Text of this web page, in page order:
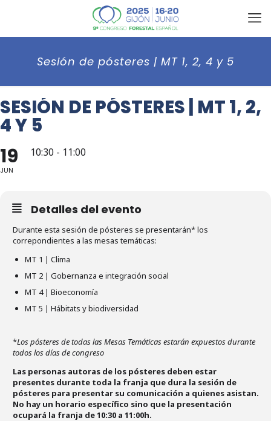
Sesión de pósteres | MT 1, 2, 4 y 5
SESIÓN DE PÓSTERES | MT 1, 2,
4 Y 5
19
JUN
10:30 - 11:00
Detalles del evento
Durante esta sesión de pósteres se presentarán* los
correpondientes a las mesas temáticas:
MT 1 | Clima
MT 2 | Gobernanza e integración social
MT 4 | Bioeconomía
MT 5 | Hábitats y biodiversidad
*Los pósteres de todas las Mesas Temáticas estarán expuestos durante
todos los días de congreso
Las personas autoras de los pósteres deben estar
presentes durante toda la franja que dura la sesión de
pósteres para presentar su comunicación a quienes asistan.
No hay un horario específico sino que la presentación
ocupará la franja de 10:30 a 11:00h.